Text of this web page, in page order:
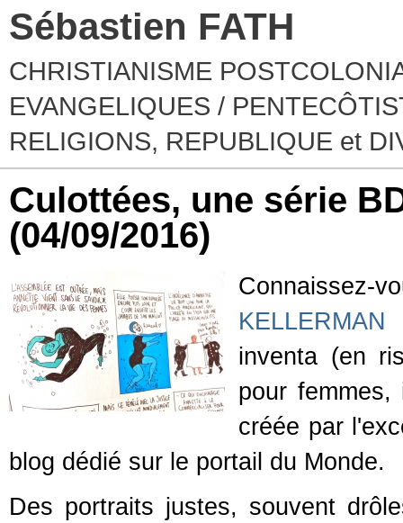
Sébastien FATH
CHRISTIANISME
EVANGELIQUES /
RELIGIONS, REPUBLIQUE et
Culottées, une série
(04/09/2016)
KELLERMAN
inventa (en
pour
créée par
blog dédié sur le portail du Monde.
Des portraits justes, souvent